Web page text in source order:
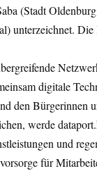
(Stadt
unterzeichnet.
digitale
den Bürgerinnen
werde
und
für